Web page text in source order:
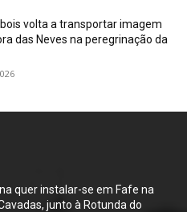
volta a transportar imagem
das Neves na peregrinação da
quer instalar-se em Fafe na
junto à Rotunda do